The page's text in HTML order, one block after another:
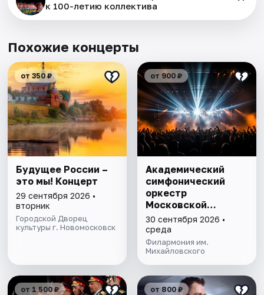
к 100-летию коллектива
Похожие концерты
от 350 ₽
Будущее России –
это мы! Концерт
29 сентября 2026 •
вторник
Городской Дворец
культуры г. Новомосковск
от 900 ₽
Академический
симфонический
оркестр
Московской
филармонии
30 сентября 2026 •
среда
Филармония им.
Михайловского
от 1 500 ₽ от 800 ₽